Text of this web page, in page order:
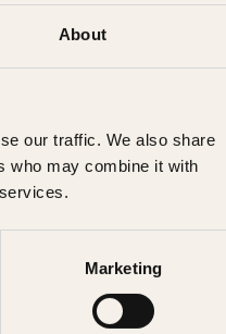
About
our traffic. We also share
who may combine it with
Marketing
jobbet som